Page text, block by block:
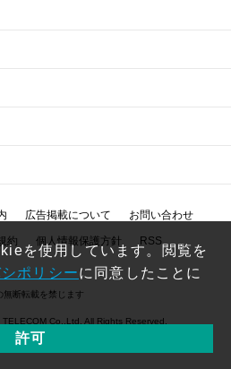
広告掲載について お問い合わせ
約 個人情報保護方針 RSS
無断転載を禁じます
Co.,Ltd. All Rights Reserved.
を使用しています。閲覧を
ポリシーに同意したことに
許可